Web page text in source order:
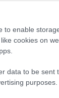
to enable
cookies on
data to be sent
purposes.